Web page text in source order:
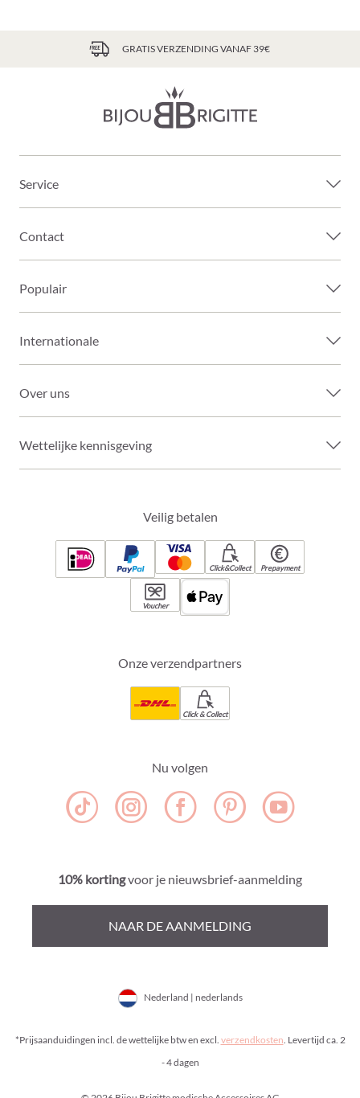
GRATIS VERZENDING VANAF 39€
Service
Contact
Populair
Internationale
Over uns
Wettelijke kennisgeving
Veilig betalen
Click&Collect Prepayment
Voucher
Onze verzendpartners
Click & Collect
Nu volgen
10% kortingvoor je nieuwsbrief-aanmelding
NAAR DE AANMELDING
Nederland | nederlands
*Prijsaanduidingen incl. de wettelijke btw en excl. verzendkosten. Levertijd ca. 2
- 4 dagen